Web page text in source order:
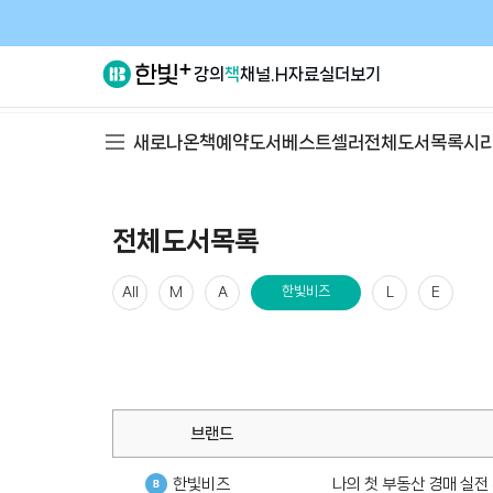
강의책채널.H자료실더보기
새로나온책예약도서 베스트셀러전체도서목록시
전체도서목록
All M A 한빛비즈 E
브랜드
한빛비즈 나의 첫 부동산 경매 실전